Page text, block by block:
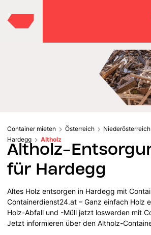
Container mieten Österreich Niederösterreich
Hardegg
Altholz
Altholz-
für Hardegg
Altes Holz entsorgen in Hardegg mit
Containerdienst24.at – Ganz einfach Holz
Holz-Abfall und -Müll jetzt loswerden mit
Jetzt informieren über den Altholz-